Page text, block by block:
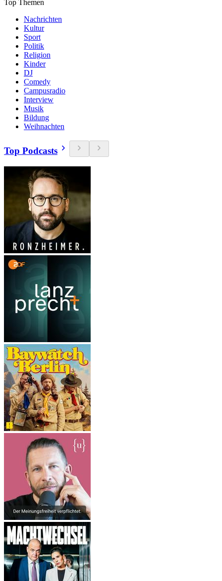
Top Themen
Nachrichten
Kultur
Sport
Politik
Religion
Kinder
DJ
Comedy
Campusradio
Interview
Musik
Bildung
Weihnachten
Top Podcasts